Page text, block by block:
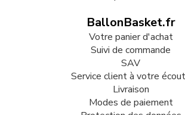
Politique de Cookies
BallonBasket.fr
Votre panier d'achat
Suivi de commande
SAV
Service client à votre écoute
Livraison